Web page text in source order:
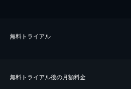
無料トライアル
無料トライアル後の⽉額料金